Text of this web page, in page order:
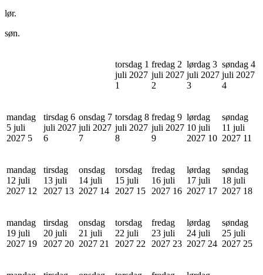
lør.
søn.
torsdag 1
juli 2027
1
fredag 2
juli 2027
2
lørdag 3
juli 2027
3
søndag 4
juli 2027
4
mandag
5 juli
2027 5
tirsdag 6
juli 2027
6
onsdag 7
juli 2027
7
torsdag 8
juli 2027
8
fredag 9
juli 2027
9
lørdag
10 juli
2027 10
søndag
11 juli
2027 11
mandag
12 juli
2027 12
tirsdag
13 juli
2027 13
onsdag
14 juli
2027 14
torsdag
15 juli
2027 15
fredag
16 juli
2027 16
lørdag
17 juli
2027 17
søndag
18 juli
2027 18
mandag
19 juli
2027 19
tirsdag
20 juli
2027 20
onsdag
21 juli
2027 21
torsdag
22 juli
2027 22
fredag
23 juli
2027 23
lørdag
24 juli
2027 24
søndag
25 juli
2027 25